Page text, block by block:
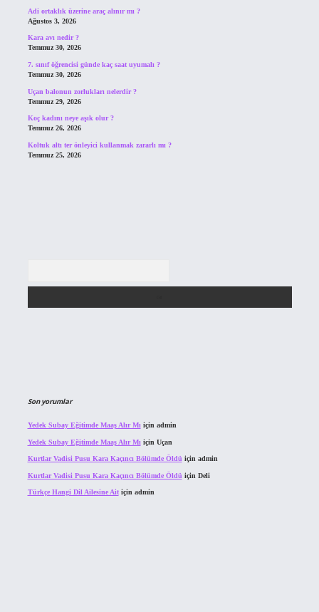
Adi ortaklık üzerine araç alınır mı ?
Ağustos 3, 2026
Kara avı nedir ?
Temmuz 30, 2026
7. sınıf öğrencisi günde kaç saat uyumalı ?
Temmuz 30, 2026
Uçan balonun zorlukları nelerdir ?
Temmuz 29, 2026
Koç kadını neye aşık olur ?
Temmuz 26, 2026
Koltuk altı ter önleyici kullanmak zararlı mı ?
Temmuz 25, 2026
Son yorumlar
Yedek Subay Eğitimde Maaş Alır Mı için admin
Yedek Subay Eğitimde Maaş Alır Mı için Uçan
Kurtlar Vadisi Pusu Kara Kaçıncı Bölümde Öldü için admin
Kurtlar Vadisi Pusu Kara Kaçıncı Bölümde Öldü için Deli
Türkçe Hangi Dil Ailesine Aitiçin admin